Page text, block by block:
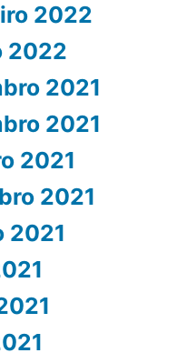
2022
2022
2021
2021
2021
2021
2021